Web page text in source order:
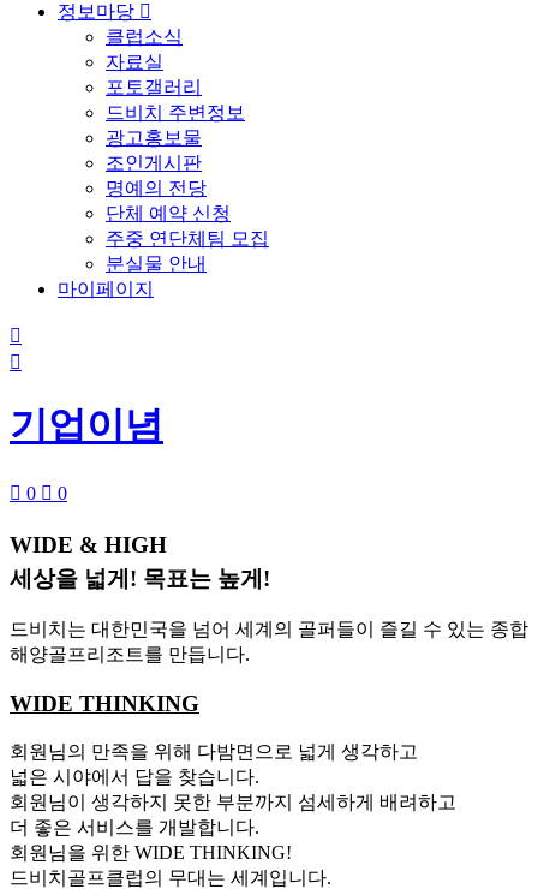
정보마당 
클럽소식
자료실
포토갤러리
드비치 주변정보
광고홍보물
조인게시판
명예의 전당
단체 예약 신청
주중 연단체팀 모집
분실물 안내
마이페이지


기업이념
 0  0
WIDE & HIGH
세상을 넓게! 목표는 높게!
드비치는 대한민국을 넘어 세계의 골퍼들이 즐길 수 있는 종합
해양골프리조트를 만듭니다.
WIDE THINKING
회원님의 만족을 위해 다밤면으로 넓게 생각하고
넓은 시야에서 답을 찾습니다.
회원님이 생각하지 못한 부분까지 섬세하게 배려하고
더 좋은 서비스를 개발합니다.
회원님을 위한 WIDE THINKING!
드비치골프클럽의 무대는 세계입니다.